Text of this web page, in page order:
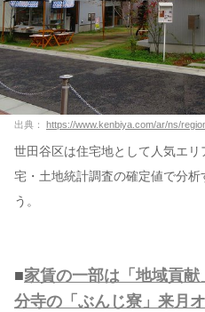
出典： https://www.kenbiya.com/ar/ns/
世田谷区は住宅地として人気エ
宅・土地統計調査の確定値で分
う。
■家賃の一部は「地域貢
分寺の「ぶんじ寮」来月